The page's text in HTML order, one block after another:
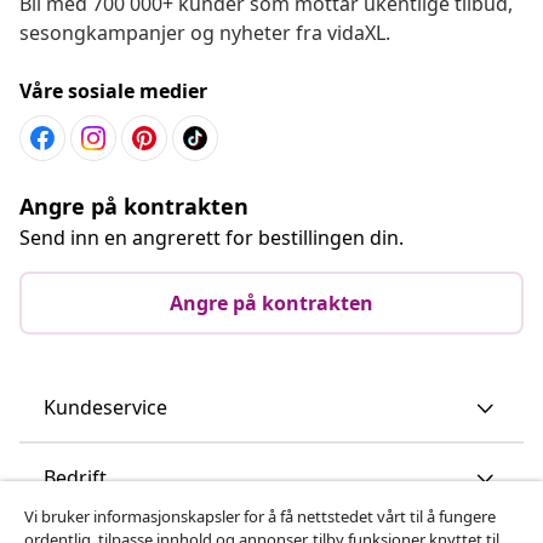
sesongkampanjer og nyheter fra vidaXL.
Våre sosiale medier
Angre på kontrakten
Send inn en angrerett for bestillingen din.
Angre på kontrakten
Kundeservice
Bedrift
Vi bruker informasjonskapsler for å få nettstedet vårt til å fungere